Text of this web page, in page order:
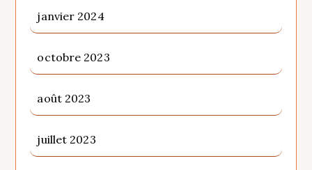
janvier 2024
octobre 2023
août 2023
juillet 2023